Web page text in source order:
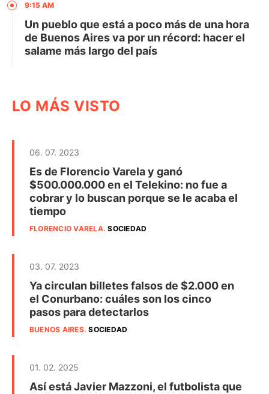
9:15 AM
Un pueblo que está a poco más de una hora
de Buenos Aires va por un récord: hacer el
salame más largo del país
LO MÁS VISTO
06. 07. 2023
Es de Florencio Varela y ganó
$500.000.000 en el Telekino: no fue a
cobrar y lo buscan porque se le acaba el
tiempo
FLORENCIO VARELA.SOCIEDAD
03. 07. 2023
Ya circulan billetes falsos de $2.000 en
el Conurbano: cuáles son los cinco
pasos para detectarlos
BUENOS AIRES.SOCIEDAD
01. 02. 2025
Así está Javier Mazzoni, el futbolista que